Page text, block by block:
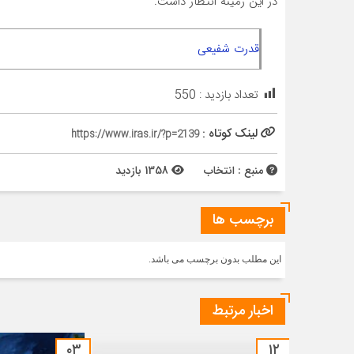
قدرت شفیعی
تعداد بازدید : 550
لینک کوتاه :https://www.iras.ir/?p=2139
منبع : انتخاب
برچسب ها
این مطلب بدون برچسب می باشد.
اخبار مرتبط